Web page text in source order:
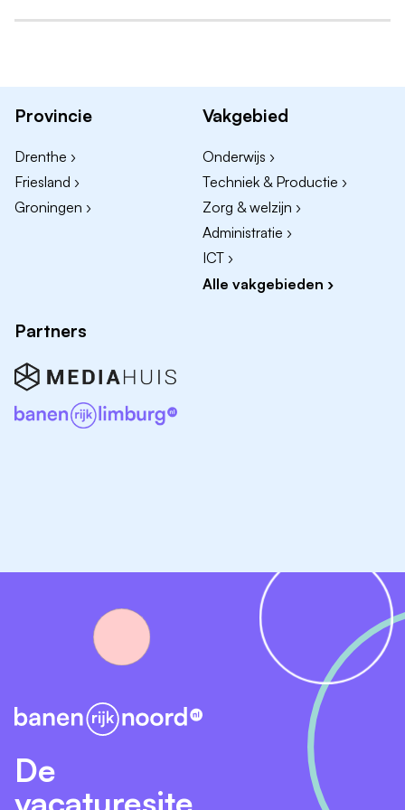
Jouw belangrijkste verantwoordelijkheden
oplevering;
Inrichten en aansturen van de projectorganisatie;
Bewaken en rapporteren van voortgang, planning,
Zorgdragen voor de uitvoering en afronding van
Toetsen en verantwoorden van behaalde
(huisvestings-)projecten;
Ontwikkelen en onderhouden van een relevant
Creëren van draagvlak voor beleid en
Vervanging en herinrichting van facilitaire
voorzieningen;
Duurzaamheids- en innovatieprojecten;
Projecten gerelateerd aan de hybride strategie van
onze organisatie;
Diverse deelprojecten binnen huisvesting en
bedrijfsvoering.
Provincie
Drenthe ›
Friesland ›
Groningen ›
Vakgebied
Onderwijs ›
Techniek & Productie ›
Zorg & welzijn ›
Administratie ›
ICT ›
Alle vakgebieden ›
Partners
De
vacaturesite